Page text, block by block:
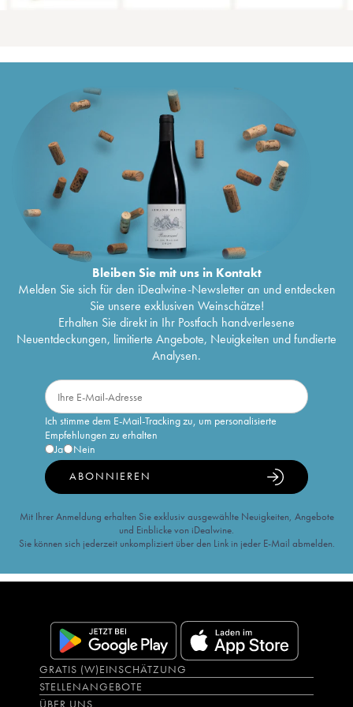
Bleiben Sie mit uns in Kontakt
Melden Sie sich für den iDealwine-Newsletter an und entdecken
Sie unsere exklusiven Weinschätze!
Erhalten Sie direkt in Ihr Postfach handverlesene
Neuentdeckungen, limitierte Angebote, Neuigkeiten und fundierte
Analysen.
Ich stimme dem E-Mail-Tracking zu, um personalisierte
Empfehlungen zu erhalten
Ja
Nein
ABONNIEREN
Mit Ihrer Anmeldung erhalten Sie exklusiv ausgewählte Neuigkeiten, Angebote
und Einblicke von iDealwine.
Sie können sich jederzeit unkompliziert über den Link in jeder E-Mail abmelden.
GRATIS (W)EINSCHÄTZUNG
STELLENANGEBOTE
ÜBER UNS